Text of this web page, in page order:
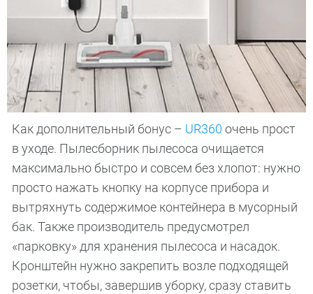
Как дополнительный бонус – UR360 очень прост
в уходе. Пылесборник пылесоса очищается
максимально быстро и совсем без хлопот: нужно
просто нажать кнопку на корпусе прибора и
вытряхнуть содержимое контейнера в мусорный
бак. Также производитель предусмотрел
«парковку» для хранения пылесоса и насадок.
Кронштейн нужно закрепить возле подходящей
розетки, чтобы, завершив уборку, сразу ставить